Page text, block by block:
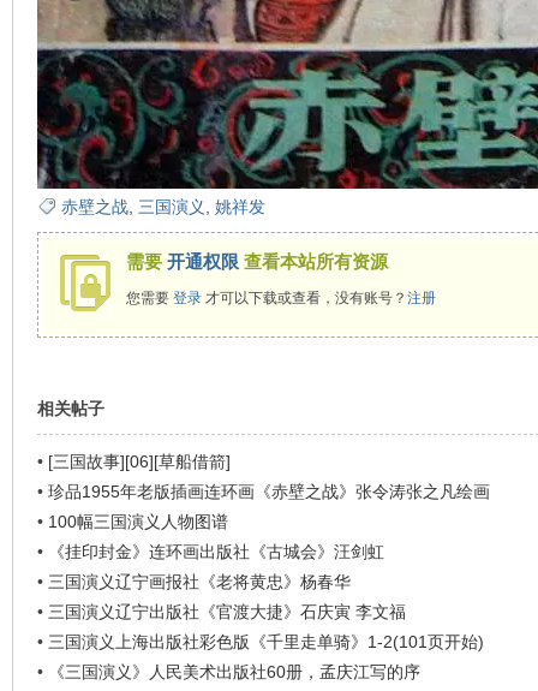
赤壁之战, 三国演义 姚祥发
需要 开通权限 查看本站所有资源
您需要 登录才可以下载或查看，没有账号？ 注册
相关帖子
• [三国故事][06][草船借箭]
• 珍品1955年老版插画连环画《赤壁之战》张令涛张之凡绘画
• 100幅三国演义人物图谱
•
《挂印封金》连环画出版社《古城会》汪剑虹
• 三国演义辽宁画报社《老将黄忠》杨春华
• 三国演义辽宁出版社《官渡大捷》石庆寅 李文福
• 三国演义上海出版社彩色版《千里走单骑》1-2(101页开始)
•
《三国演义》人民美术出版社60册，孟庆江写的序